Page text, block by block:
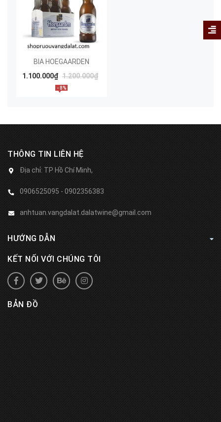
BIA HOEGAARDEN
1.100.000₫ 1.200.000₫
- 8%
THÔNG TIN LIÊN HỆ
Địa chỉ: TP Hồ Chí Minh,
0906525095 - 0902356383
anhtuan.vangdalat.dalatwine@gmail.com
HƯỚNG DẪN
KẾT NỐI VỚI CHÚNG TÔI
BẢN ĐỒ